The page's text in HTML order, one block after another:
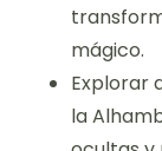
mágico.
Explorar
la